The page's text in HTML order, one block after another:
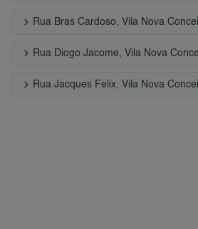
keyboard_arrow_right Rua Bras Cardoso, Vila Nova
keyboard_arrow_right Rua Diogo Jacome, Vila Nova
keyboard_arrow_right Rua Jacques Felix, Vila Nova